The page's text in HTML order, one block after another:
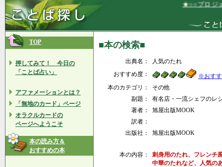
★○○プロジェ
TOP
押してみて！ 今日の
「ことば占い」
アファメーションとは？
「無地のカード」ページ
オラクルカードの
ページへようこそ
本の読み方＆
おすすめの本
■本の検索■
出典名：
人気のたれ
おすすめ度：
※おす
本のカテゴリ：
その他
副題：
有名店・一流シェフのレ
著者：
旭屋出版MOOK
訳者：
出版社：
旭屋出版MOOK
本の内容：
刺身用のたれ、フレンチ
中華のたれなど、人気の